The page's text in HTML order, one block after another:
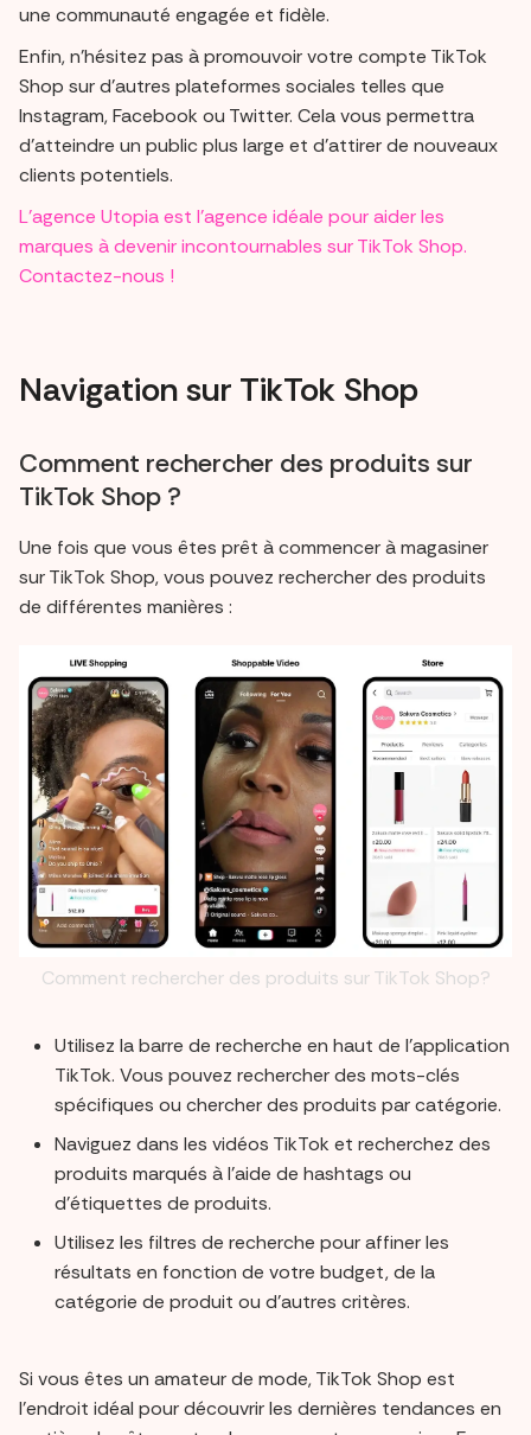
une communauté engagée et fidèle.
Enfin, n'hésitez pas à promouvoir votre compte TikTok
Shop sur d'autres plateformes sociales telles que
Instagram, Facebook ou Twitter. Cela vous permettra
d'atteindre un public plus large et d'attirer de nouveaux
clients potentiels.
L’agence Utopia est l’agence idéale pour aider les
marques à devenir incontournables sur TikTok Shop.
Contactez-nous !
Navigation sur TikTok Shop
Comment rechercher des produits sur
TikTok Shop ?
Une fois que vous êtes prêt à commencer à magasiner
sur TikTok Shop, vous pouvez rechercher des produits
de différentes manières :
Comment rechercher des produits sur TikTok Shop?
Utilisez la barre de recherche en haut de l'application
TikTok. Vous pouvez rechercher des mots-clés
spécifiques ou chercher des produits par catégorie.
Naviguez dans les vidéos TikTok et recherchez des
produits marqués à l'aide de hashtags ou
d'étiquettes de produits.
Utilisez les filtres de recherche pour affiner les
résultats en fonction de votre budget, de la
catégorie de produit ou d'autres critères.
Si vous êtes un amateur de mode, TikTok Shop est
l'endroit idéal pour découvrir les dernières tendances en